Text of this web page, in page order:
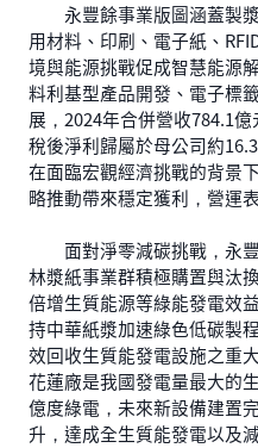
永豐餘事業版圖涵蓋製漿
用材料、印刷、電子紙、
境與能源挑戰促成智慧能源
料利基型產品開發、電子標
展，2024年合併營收784.1
稅後淨利歸屬於母公司約
在面臨宏觀經濟挑戰的背景
略推動帶來穩定獲利，營運
面對淨零減碳挑戰，永豐
林漿紙事業群積極購置與汰
倍增生質能源等綠能發電效
持中華紙漿加速綠色低碳製
效回收生質能發電設施之重
花蓮廠是我國發電量最大的
億度綠電，未來新設備建置
升，達成全生質能發電以及